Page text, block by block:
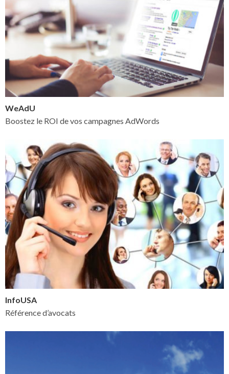
WeAdU
Boostez le ROI de vos campagnes AdWords
InfoUSA
Référence d’avocats